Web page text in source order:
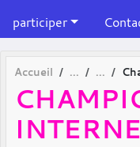
participer
Accueil